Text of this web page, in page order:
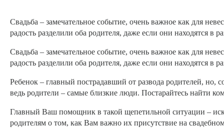
Свадьба – замечательное событие, очень важное как для
радость разделили оба родителя, даже если они находятся в
Свадьба – замечательное событие, очень важное как для
радость разделили оба родителя, даже если они находятся в
Ребенок – главный пострадавший от развода родителей, но,
ведь родители – самые близкие люди. Постарайтесь найти
Главный Ваш помощник в такой щепетильной ситуации –
родителям о том, как Вам важно их присутствие на